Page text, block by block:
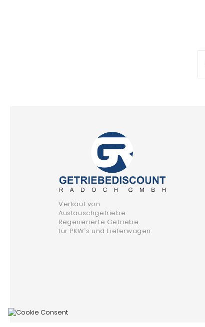
Verkauf von
Austauschgetriebe.
Regenerierte Getriebe
für PKW´s und Lieferwagen.